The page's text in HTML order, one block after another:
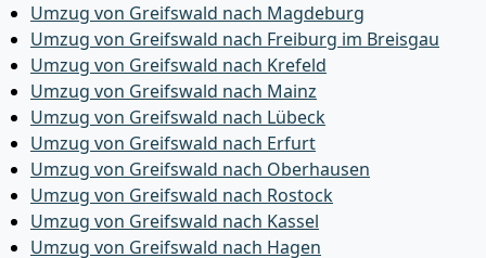
Umzug von Greifswald nach Magdeburg
Umzug von Greifswald nach Freiburg im Breisgau
Umzug von Greifswald nach Krefeld
Umzug von Greifswald nach Mainz
Umzug von Greifswald nach Lübeck
Umzug von Greifswald nach Erfurt
Umzug von Greifswald nach Oberhausen
Umzug von Greifswald nach Rostock
Umzug von Greifswald nach Kassel
Umzug von Greifswald nach Hagen